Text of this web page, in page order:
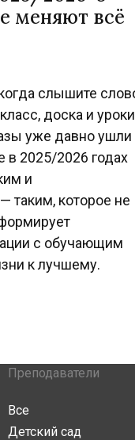
меняют всё
слышите
доска и уроки
уже давно ушли
в 2025/2026 годах
и
таким, которое не
с обучающим
к лучшему.
Преподаватели
Все
Детский сад